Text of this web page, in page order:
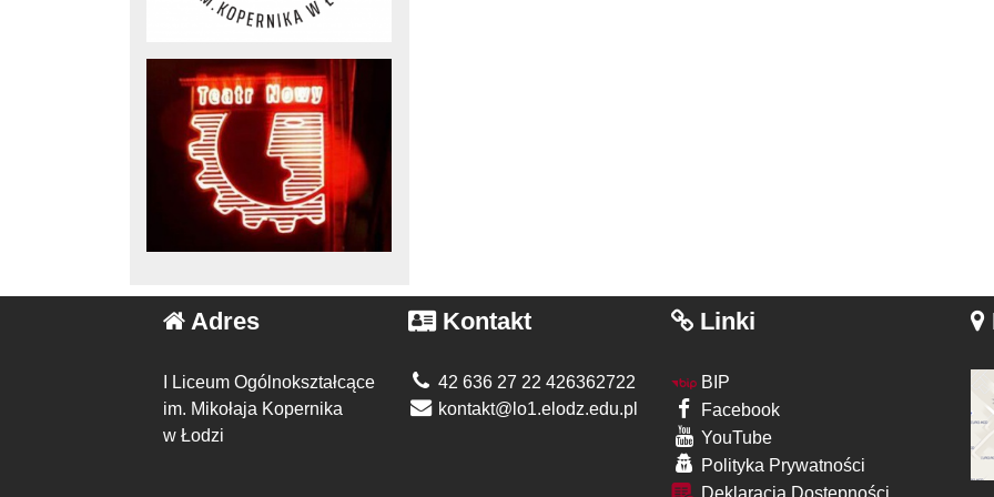
Adres
I Liceum Ogólnokształcące
im. Mikołaja Kopernika
w Łodzi
Kontakt
42 636 27 22 426362722
kontakt@lo1.elodz.edu.pl
Linki
BIP
Facebook
YouTube
Polityka Prywatności